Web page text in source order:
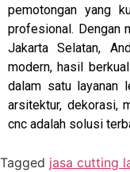
pemotongan yang
profesional. Dengan
Jakarta Selatan,
modern, hasil
dalam satu layanan
arsitektur, dekorasi,
cnc adalah solusi
Tagged jasa cutting